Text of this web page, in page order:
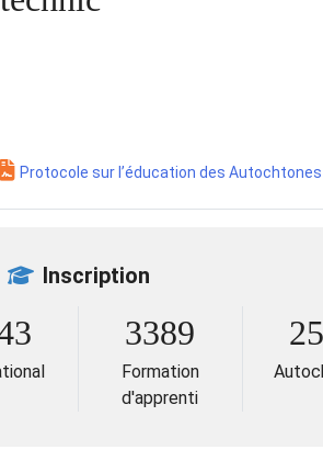
Protocole sur l’éducation des Autochtones
Inscription
3389
Formation
d'apprenti